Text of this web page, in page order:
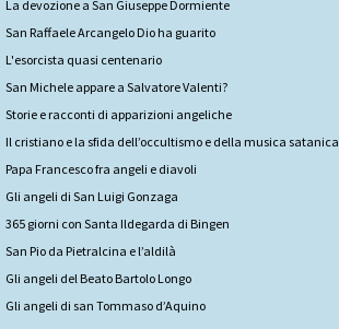
La devozione a San Giuseppe Dormiente
San Raffaele Arcangelo Dio ha guarito
L'esorcista quasi centenario
San Michele appare a Salvatore Valenti?
Storie e racconti di apparizioni angeliche
Il cristiano e la sfida dell’occultismo e della musica satanica
Papa Francesco fra angeli e diavoli
Gli angeli di San Luigi Gonzaga
365 giorni con Santa Ildegarda di Bingen
San Pio da Pietralcina e l’aldilà
Gli angeli del Beato Bartolo Longo
Gli angeli di san Tommaso d’Aquino